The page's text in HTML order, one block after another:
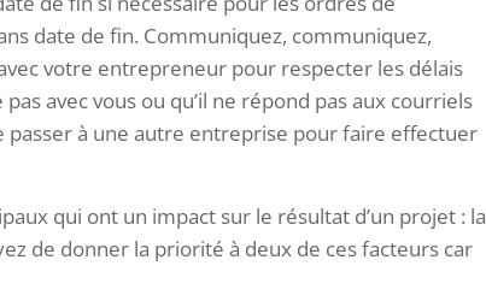
date de fin. Communiquez, communiquez,
votre entrepreneur pour respecter les délais
avec vous ou qu’il ne répond pas aux courriels
à une autre entreprise pour faire effectuer
qui ont un impact sur le résultat d’un projet : la
de donner la priorité à deux de ces facteurs car